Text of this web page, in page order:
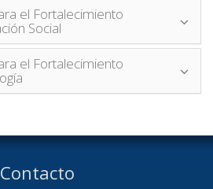
el Fortalecimiento
Social
el Fortalecimiento
Contacto